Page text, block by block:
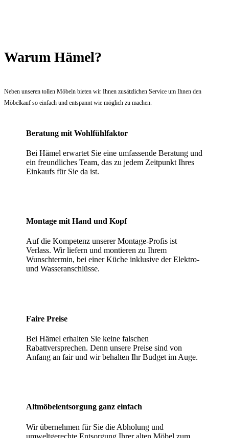
Warum Hämel?
Neben unseren tollen Möbeln bieten wir Ihnen zusätzlichen Service um Ihnen den
Möbelkauf so einfach und entspannt wie möglich zu machen.
Beratung mit Wohlfühlfaktor
Bei Hämel erwartet Sie eine umfassende Beratung und
ein freundliches Team, das zu jedem Zeitpunkt Ihres
Einkaufs für Sie da ist.
Montage mit Hand und Kopf
Auf die Kompetenz unserer Montage-Profis ist
Verlass. Wir liefern und montieren zu Ihrem
Wunschtermin, bei einer Küche inklusive der Elektro-
und Wasseranschlüsse.
Faire Preise
Bei Hämel erhalten Sie keine falschen
Rabattversprechen. Denn unsere Preise sind von
Anfang an fair und wir behalten Ihr Budget im Auge.
Altmöbelentsorgung ganz einfach
Wir übernehmen für Sie die Abholung und
umweltgerechte Entsorgung Ihrer alten Möbel zum